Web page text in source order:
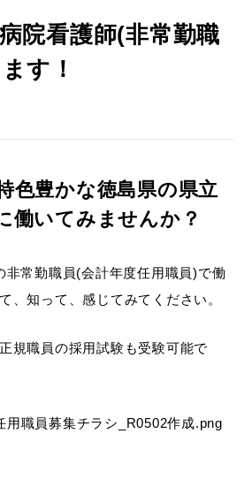
院看護師(非常勤職
す！
色豊かな徳島県の県立
働いてみませんか？
非常勤職員(会計年度任用職員)で働
、知って、感じてみてください。
規職員の採用試験も受験可能で